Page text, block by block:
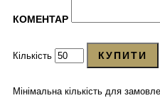
КОМЕНТАР
Кількість КУПИТИ
Мінімальна кількість для